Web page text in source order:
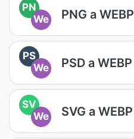
PN
We
PNG a WEBP
PS
We
PSD a WEBP
SV
We
SVG a WEBP